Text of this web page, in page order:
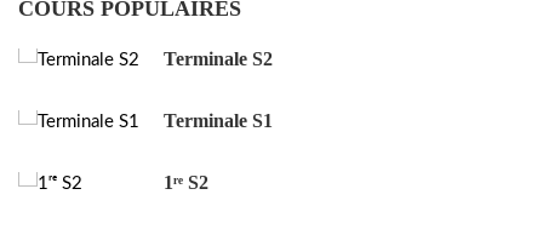
COURS POPULAIRES
Terminale S2
Terminale S1
1ʳᵉ S2